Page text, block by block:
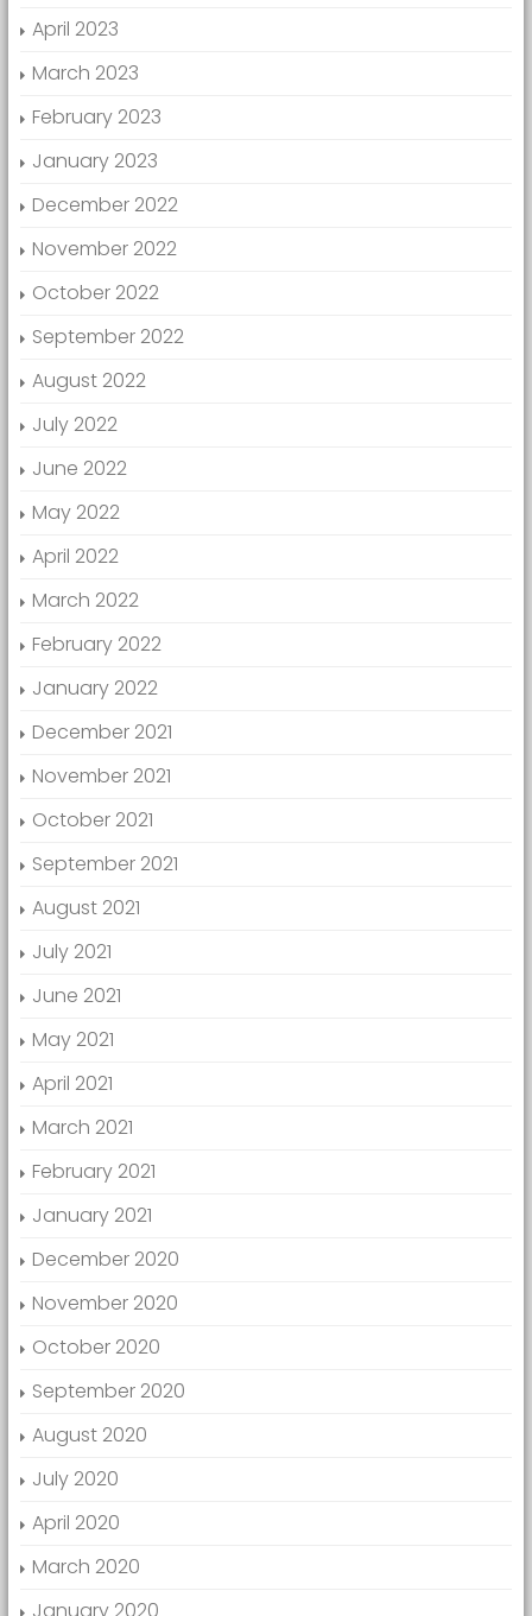
April 2023
March 2023
February 2023
January 2023
December 2022
November 2022
October 2022
September 2022
August 2022
July 2022
June 2022
May 2022
April 2022
March 2022
February 2022
January 2022
December 2021
November 2021
October 2021
September 2021
August 2021
July 2021
June 2021
May 2021
April 2021
March 2021
February 2021
January 2021
December 2020
November 2020
October 2020
September 2020
August 2020
July 2020
April 2020
March 2020
January 2020